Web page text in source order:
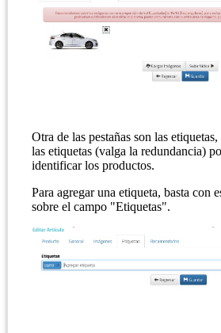
Otra de las pestañas son las
las etiquetas (valga la redundancia)
identificar los productos.
Para agregar una etiqueta, basta con
sobre el campo "Etiquetas".